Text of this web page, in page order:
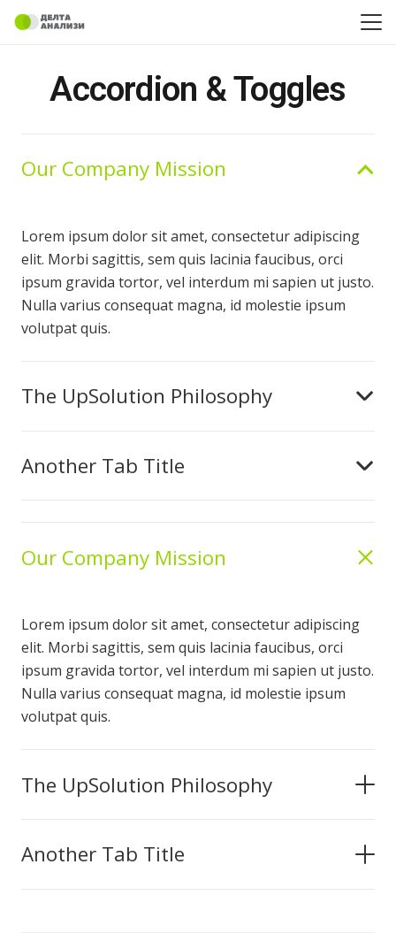
Accordion & Toggles
Our Company Mission
Lorem ipsum dolor sit amet, consectetur adipiscing
elit. Morbi sagittis, sem quis lacinia faucibus, orci
ipsum gravida tortor, vel interdum mi sapien ut justo.
Nulla varius consequat magna, id molestie ipsum
volutpat quis.
The UpSolution Philosophy
Another Tab Title
Our Company Mission
Lorem ipsum dolor sit amet, consectetur adipiscing
elit. Morbi sagittis, sem quis lacinia faucibus, orci
ipsum gravida tortor, vel interdum mi sapien ut justo.
Nulla varius consequat magna, id molestie ipsum
volutpat quis.
The UpSolution Philosophy
Another Tab Title